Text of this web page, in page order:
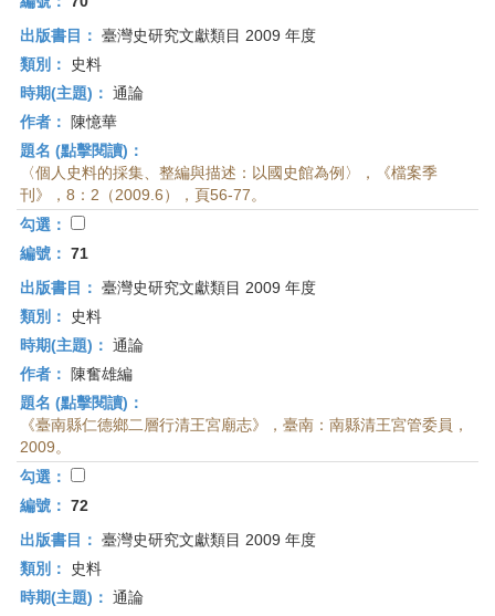
出版書目： 臺灣史研究文獻類目 2009 年度
類別：
史料
時期(主題)： 通論
作者：
陳憶華
題名 (點擊閱讀)：
〈個人史料的採集、整編與描述：以國史館為例〉，《檔案季
刊》，8：2（2009.6），頁56-77。
勾選：
編號： 71
出版書目： 臺灣史研究文獻類目 2009 年度
類別：
史料
時期(主題)： 通論
作者：
陳奮雄編
題名 (點擊閱讀)：
《臺南縣仁德鄉二層行清王宮廟志》，臺南：南縣清王宮管委員，
2009。
勾選：
編號： 72
出版書目： 臺灣史研究文獻類目 2009 年度
類別：
史料
時期(主題)： 通論